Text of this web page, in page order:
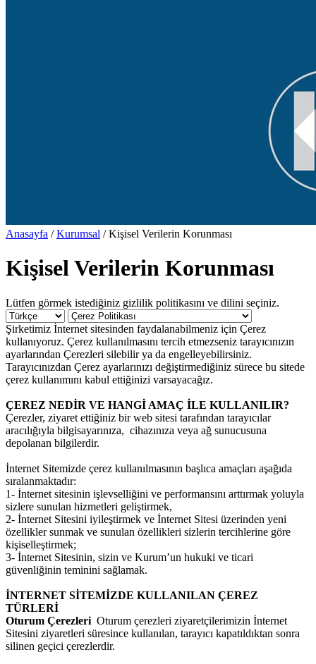
Anasayfa / Kurumsal /Kişisel Verilerin Korunması
Kişisel Verilerin Korunması
Lütfen görmek istediğiniz gizlilik politikasını ve dilini seçiniz.
Şirketimiz İnternet sitesinden faydalanabilmeniz için Çerez
kullanıyoruz. Çerez kullanılmasını tercih etmezseniz tarayıcınızın
ayarlarından Çerezleri silebilir ya da engelleyebilirsiniz.
Tarayıcınızdan Çerez ayarlarınızı değiştirmediğiniz sürece bu sitede
çerez kullanımını kabul ettiğinizi varsayacağız.
ÇEREZ NEDİR VE HANGİ AMAÇ İLE KULLANILIR?
Çerezler, ziyaret ettiğiniz bir web sitesi tarafından tarayıcılar
aracılığıyla bilgisayarınıza, cihazınıza veya ağ sunucusuna
depolanan bilgilerdir.
İnternet Sitemizde çerez kullanılmasının başlıca amaçları aşağıda
sıralanmaktadır:
1- İnternet sitesinin işlevselliğini ve performansını arttırmak yoluyla
sizlere sunulan hizmetleri geliştirmek,
2- İnternet Sitesini iyileştirmek ve İnternet Sitesi üzerinden yeni
özellikler sunmak ve sunulan özellikleri sizlerin tercihlerine göre
kişiselleştirmek;
3- İnternet Sitesinin, sizin ve Kurum’un hukuki ve ticari
güvenliğinin teminini sağlamak.
İNTERNET SİTEMİZDE KULLANILAN ÇEREZ
TÜRLERİ
Oturum Çerezleri Oturum çerezleri ziyaretçilerimizin İnternet
Sitesini ziyaretleri süresince kullanılan, tarayıcı kapatıldıktan sonra
silinen geçici çerezlerdir.